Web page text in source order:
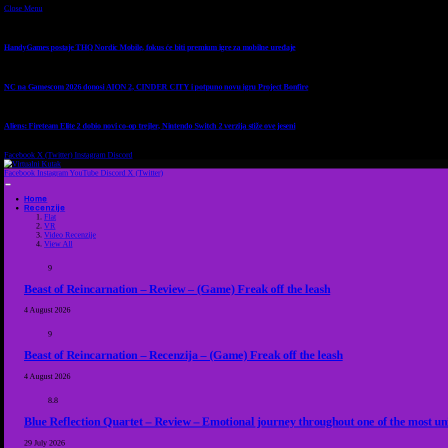
Close Menu
HandyGames postaje THQ Nordic Mobile, fokus će biti premium igre za mobilne uređaje
NC na Gamescom 2026 donosi AION 2, CINDER CITY i potpuno novu igru Project Bonfire
Aliens: Fireteam Elite 2 dobio novi co-op trejler, Nintendo Switch 2 verzija stiže ove jeseni
Facebook X (Twitter) Instagram Discord
Facebook InstagramYouTube Discord X (Twitter)
Home
Recenzije
Flat
VR
Video Recenzije
View All
9
Beast of Reincarnation – Review – (Game) Freak off the leash
4 August 2026
9
Beast of Reincarnation – Recenzija – (Game) Freak off the leash
4 August 2026
8.8
Blue Reflection Quartet – Review – Emotional journey throughout one of the most
29 July 2026